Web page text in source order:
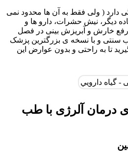
دارد ( ولی فقط به آن ها محدود نمی
دیگر، نیش حشرات، دارو ها و
خارش و آبریزش بینی در فصل
سنتی و با نسخه ی بزرگترین پزشک
تا به راحتی و بدون عوارض این
درمان آلرژی با طب